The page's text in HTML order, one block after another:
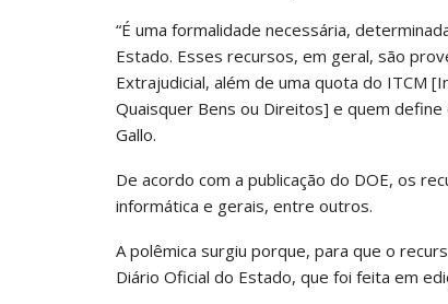
“É uma formalidade necessária,
Estado. Esses recursos, em geral, são
Extrajudicial, além de uma quota do ITCM
Quaisquer Bens ou Direitos] e quem
Gallo.
De acordo com a publicação do DOE, os
informática e gerais, entre outros.
A polêmica surgiu porque, para que o
Diário Oficial do Estado, que foi feita em